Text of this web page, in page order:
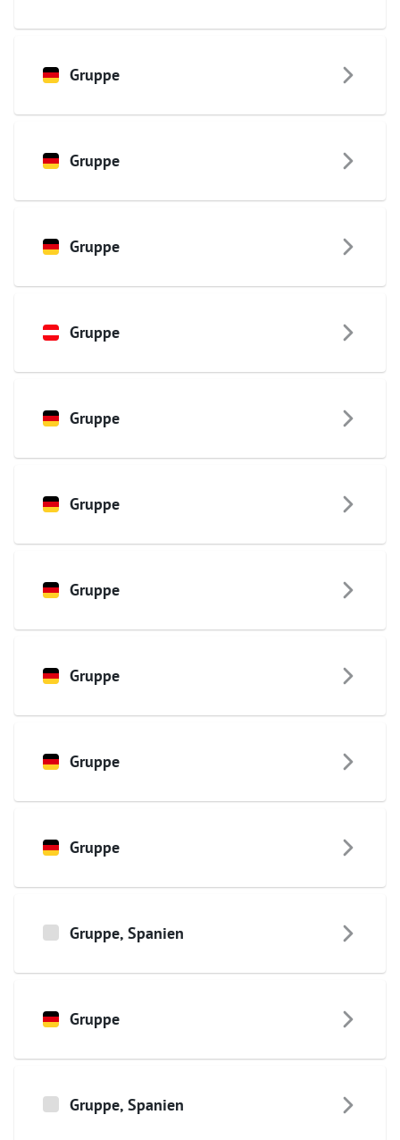
Gruppe
Gruppe
Gruppe
Gruppe
Gruppe
Gruppe
Gruppe
Gruppe
Gruppe
Gruppe
Gruppe, Spanien
Gruppe
Gruppe, Spanien